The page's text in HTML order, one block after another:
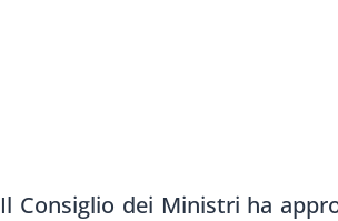
Il Consiglio dei Ministri ha